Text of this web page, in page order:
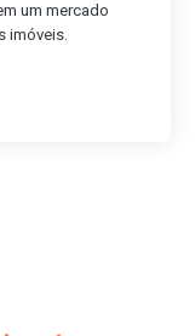
um mercado
imóveis.